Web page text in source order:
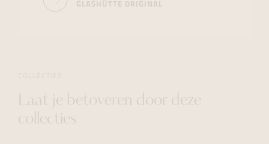
GLASHÜTTE ORIGINAL
Laat je betoveren door deze
collecties